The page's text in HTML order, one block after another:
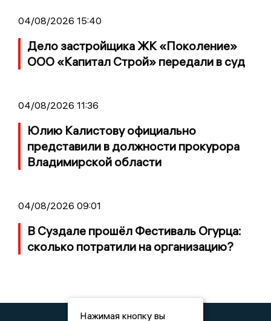
04/08/2026 15:40
Дело застройщика ЖК «Поколение»
ООО «Капитал Строй» передали в суд
04/08/2026 11:36
Юлию Калистову официально
представили в должности прокурора
Владимирской области
04/08/2026 09:01
В Суздале прошёл Фестиваль Огурца:
сколько потратили на организацию?
Нажимая кнопку вы